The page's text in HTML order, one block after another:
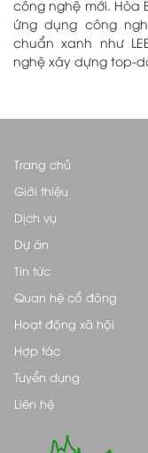
công nghệ mới. Hòa
ứng dụng công
chuẩn xanh như
nghệ xây dựng top-
Trang chủ
Giới thiệu
Dịch vụ
Dự án
Tin tức
Quan hệ cổ đông
Hoạt động xã hội
Hợp tác
Tuyển dụng
Liên hệ